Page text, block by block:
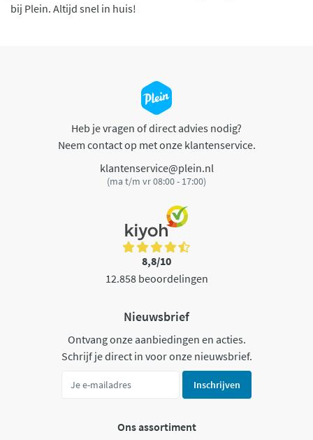
bij Plein. Altijd snel in huis!
Heb je vragen of direct advies nodig?
Neem contact op met onze klantenservice.
klantenservice@plein.nl
(ma t/m vr 08:00 - 17:00)
8,8/10
12.858 beoordelingen
Nieuwsbrief
Ontvang onze aanbiedingen en acties.
Schrijf je direct in voor onze nieuwsbrief.
Inschrijven
Ons assortiment